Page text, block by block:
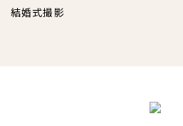
結婚式撮影